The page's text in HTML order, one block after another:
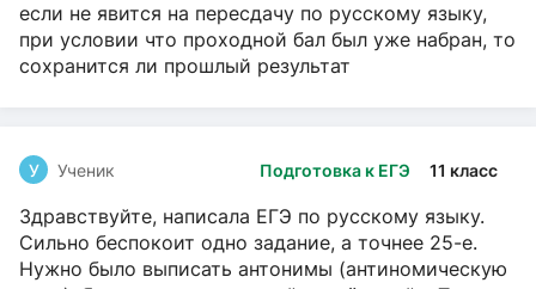
если не явится на пересдачу по русскому языку,
при условии что проходной бал был уже набран, то
сохранится ли прошлый результат
Подготовка к ЕГЭ 11 класс
У Ученик
Здравствуйте, написала ЕГЭ по русскому языку.
Сильно беспокоит одно задание, а точнее 25-е.
Нужно было выписать антонимы (антиномическую